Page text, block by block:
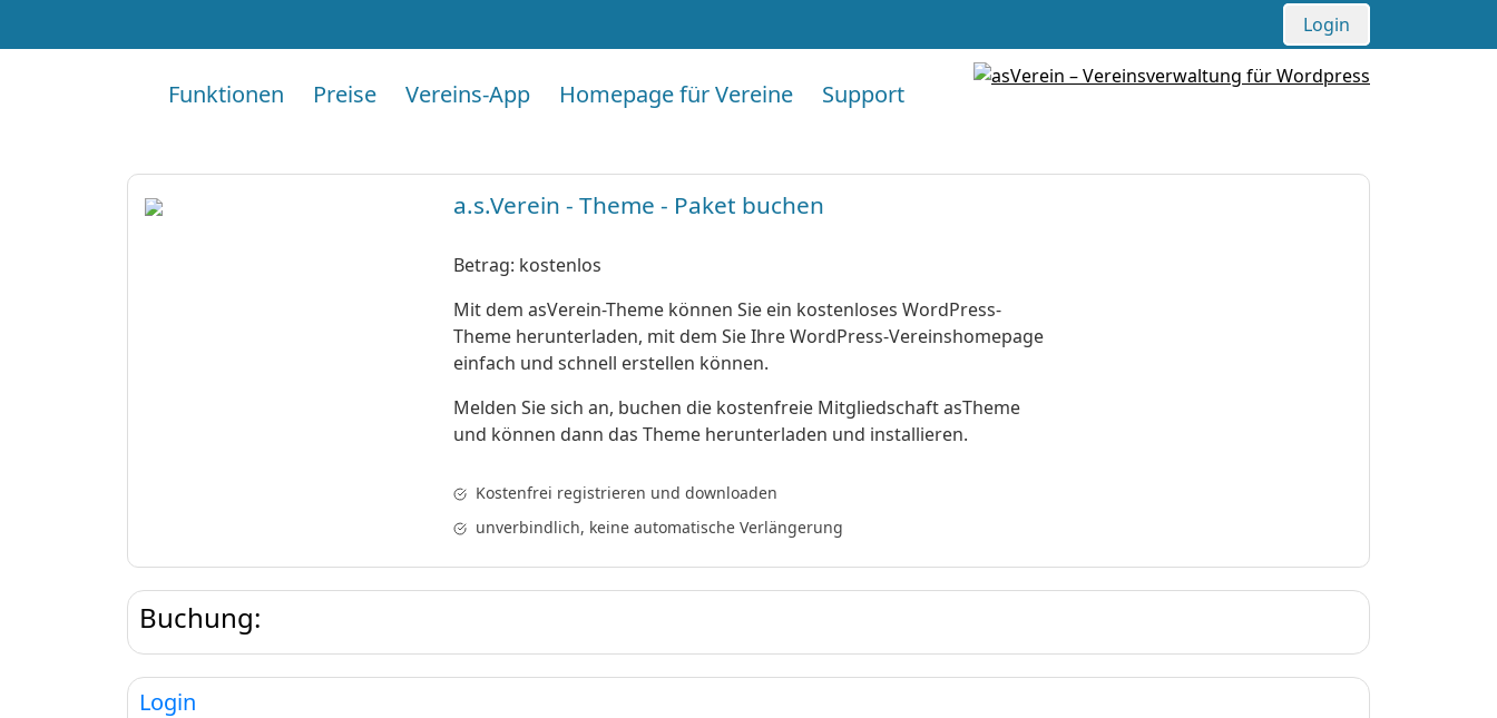
Login
Funktionen Preise Vereins-App Homepage für Vereine Support
a.s.Verein - Theme - Paket buchen
Betrag: kostenlos
Mit dem asVerein-Theme können Sie ein kostenloses WordPress-
Theme herunterladen, mit dem Sie Ihre WordPress-Vereinshomepage
einfach und schnell erstellen können.
Melden Sie sich an, buchen die kostenfreie Mitgliedschaft asTheme
und können dann das Theme herunterladen und installieren.
Kostenfrei registrieren und downloaden
unverbindlich, keine automatische Verlängerung
Buchung:
Login